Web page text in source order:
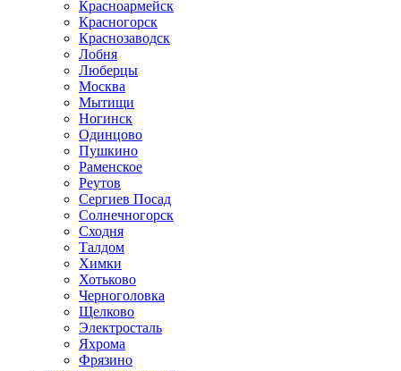
Красноармейск
Красногорск
Краснозаводск
Лобня
Люберцы
Москва
Мытищи
Ногинск
Одинцово
Пушкино
Раменское
Реутов
Сергиев Посад
Солнечногорск
Сходня
Талдом
Химки
Хотьково
Черноголовка
Щелково
Электросталь
Яхрома
Фрязино